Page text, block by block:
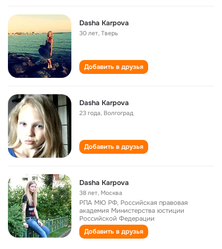
Dasha Karpova
30 лет,Тверь
Добавить в друзья
Dasha Karpova
23 года, Волгоград
Добавить в друзья
Dasha Karpova
38 лет, Москва
РПА МЮ РФ, Российская правовая
академия Министерства юстиции
Российской Федерации
Добавить в друзья